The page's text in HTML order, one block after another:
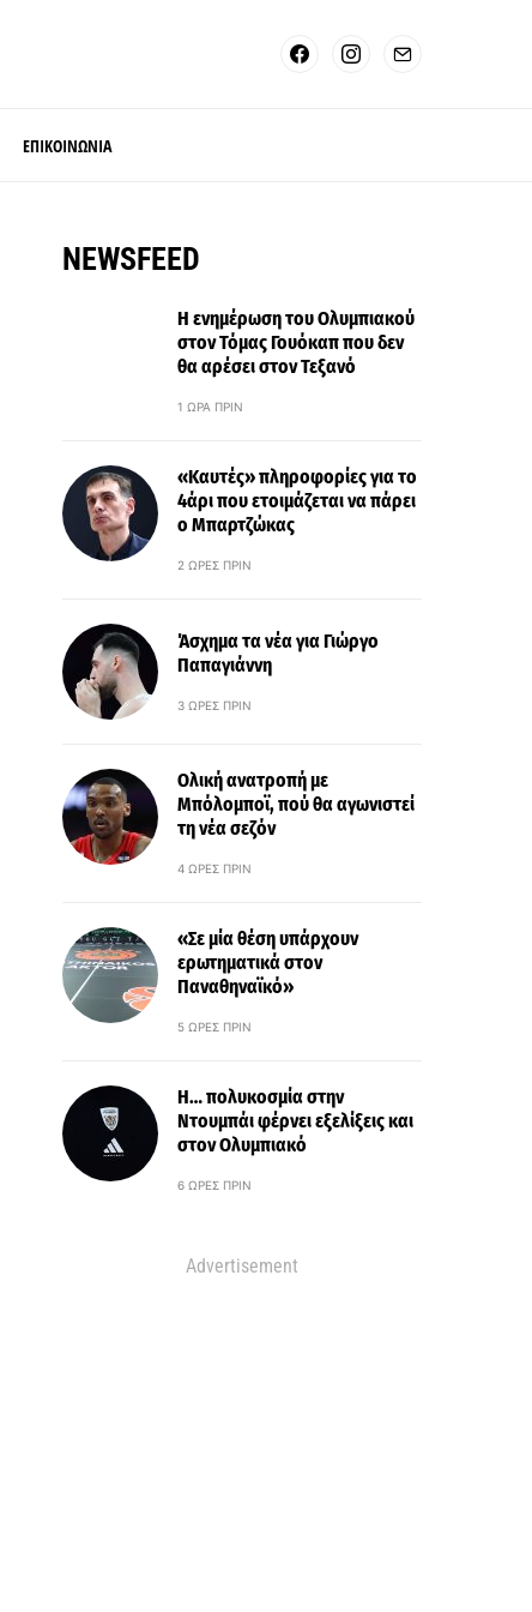
ΕΠΙΚΟΙΝΩΝΙΑ
NEWSFEED
Η ενημέρωση του Ολυμπιακού
στον Τόμας Γουόκαπ που δεν
θα αρέσει στον Τεξανό
1 ΏΡΑ ΠΡΙΝ
«Καυτές» πληροφορίες για το
4άρι που ετοιμάζεται να πάρει
ο Μπαρτζώκας
2 ΏΡΕΣ ΠΡΙΝ
Άσχημα τα νέα για Γιώργο
Παπαγιάννη
3 ΏΡΕΣ ΠΡΙΝ
Ολική ανατροπή με
Μπόλομποϊ, πού θα αγωνιστεί
τη νέα σεζόν
4 ΏΡΕΣ ΠΡΙΝ
«Σε μία θέση υπάρχουν
ερωτηματικά στον
Παναθηναϊκό»
5 ΏΡΕΣ ΠΡΙΝ
Η… πολυκοσμία στην
Ντουμπάι φέρνει εξελίξεις και
στον Ολυμπιακό
6 ΏΡΕΣ ΠΡΙΝ
Advertisement